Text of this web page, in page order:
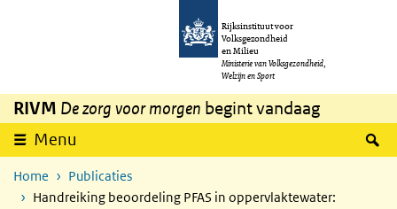
Overslaan en naar de inhoud gaan
Rijksinstituut voor
Volksgezondheid
en Milieu
Ministerie van Volksgezondheid,
Welzijn en Sport
RIVM De zorg voor morgen begint vandaag
Menu
Home
Publicaties
Handreiking beoordeling PFAS in oppervlaktewater: